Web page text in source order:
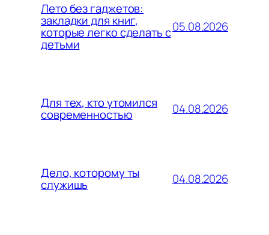
Лето без гаджетов:
закладки для книг,
которые легко сделать с
детьми
05.08.2026
Для тех, кто утомился
современностью 04.08.2026
Дело, которому ты
служишь 04.08.2026